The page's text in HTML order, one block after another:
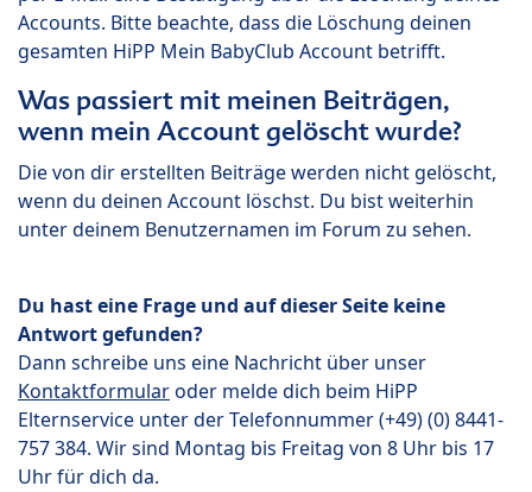
Accounts. Bitte beachte, dass die Löschung deinen
gesamten HiPP Mein BabyClub Account betrifft.
Was passiert mit meinen Beiträgen,
wenn mein Account gelöscht wurde?
Die von dir erstellten Beiträge werden nicht gelöscht,
wenn du deinen Account löschst. Du bist weiterhin
unter deinem Benutzernamen im Forum zu sehen.
Du hast eine Frage und auf dieser Seite keine
Antwort gefunden?
Dann schreibe uns eine Nachricht über unser
Kontaktformularoder melde dich beim HiPP
Elternservice unter der Telefonnummer (+49) (0) 8441-
757 384. Wir sind Montag bis Freitag von 8 Uhr bis 17
Uhr für dich da.